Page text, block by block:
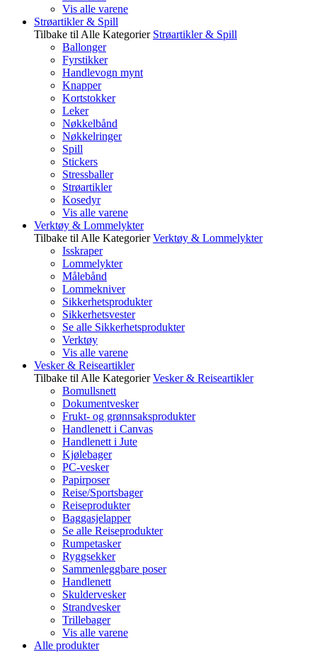
Vis alle varene
Strøartikler & Spill
Tilbake til Alle Kategorier Strøartikler & Spill
Ballonger
Fyrstikker
Handlevogn mynt
Knapper
Kortstokker
Leker
Nøkkelbånd
Nøkkelringer
Spill
Stickers
Stressballer
Strøartikler
Kosedyr
Vis alle varene
Verktøy & Lommelykter
Tilbake til Alle Kategorier Verktøy & Lommelykter
Isskraper
Lommelykter
Målebånd
Lommekniver
Sikkerhetsprodukter
Sikkerhetsvester
Se alle Sikkerhetsprodukter
Verktøy
Vis alle varene
Vesker & Reiseartikler
Tilbake til Alle Kategorier Vesker & Reiseartikler
Bomullsnett
Dokumentvesker
Frukt- og grønnsaksprodukter
Handlenett i Canvas
Handlenett i Jute
Kjølebager
PC-vesker
Papirposer
Reise/Sportsbager
Reiseprodukter
Baggasjelapper
Se alle Reiseprodukter
Rumpetasker
Ryggsekker
Sammenleggbare poser
Handlenett
Skuldervesker
Strandvesker
Trillebager
Vis alle varene
Alle produkter